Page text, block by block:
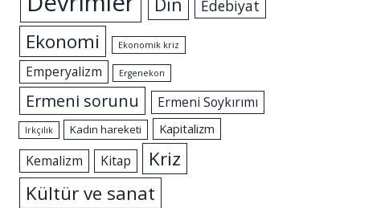
Edebiyat
Ekonomi Ekonomik kriz
Emperyalizm Ergenekon
Ermeni sorunu Ermeni Soykırımı
Irkçılık Kadın hareketi Kapitalizm
Kemalizm Kitap
Kriz
Kültür ve sanat